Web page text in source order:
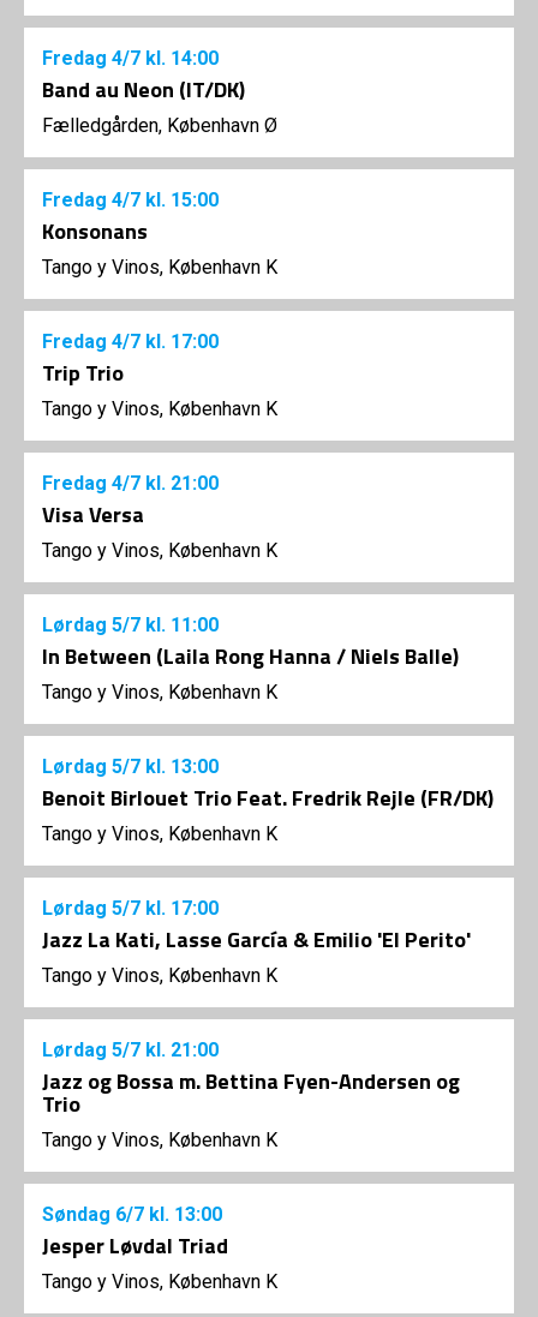
Fredag 4/7 kl. 14:00
Band au Neon (IT/DK)
Fælledgården, København Ø
Fredag 4/7 kl. 15:00
Konsonans
Tango y Vinos, København K
Fredag 4/7 kl. 17:00
Trip Trio
Tango y Vinos, København K
Fredag 4/7 kl. 21:00
Visa Versa
Tango y Vinos, København K
Lørdag 5/7 kl. 11:00
In Between (Laila Rong Hanna / Niels Balle)
Tango y Vinos, København K
Lørdag 5/7 kl. 13:00
Benoit Birlouet Trio Feat. Fredrik Rejle (FR/DK)
Tango y Vinos, København K
Lørdag 5/7 kl. 17:00
Jazz La Kati, Lasse García & Emilio 'El Perito'
Tango y Vinos, København K
Lørdag 5/7 kl. 21:00
Jazz og Bossa m. Bettina Fyen-Andersen og
Trio
Tango y Vinos, København K
Søndag 6/7 kl. 13:00
Jesper Løvdal Triad
Tango y Vinos, København K